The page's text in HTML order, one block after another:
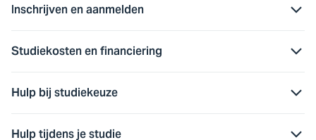
Inschrijven en aanmelden
Studiekosten en financiering
Hulp bij studiekeuze
Hulp tijdens je studie